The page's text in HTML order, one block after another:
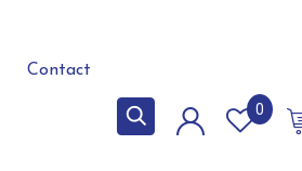
Contact
0